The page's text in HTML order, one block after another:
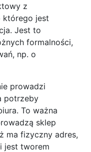
z
którego jest
Jest to
formalności,
np. o
prowadzi
potrzeby
To ważna
sklep
ma fizyczny adres,
jest tworem